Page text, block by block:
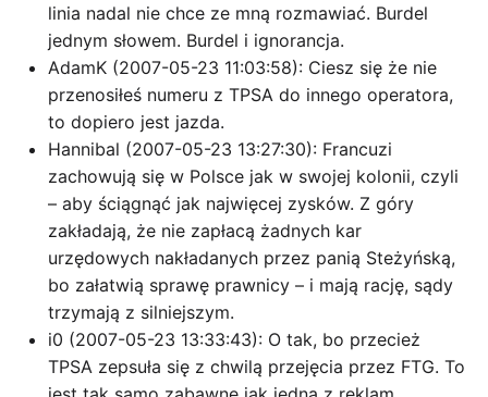
linia nadal nie chce ze mną rozmawiać. Burdel
jednym słowem. Burdel i ignorancja.
AdamK (2007-05-23 11:03:58): Ciesz się że nie
przenosiłeś numeru z TPSA do innego operatora,
to dopiero jest jazda.
Hannibal (2007-05-23 13:27:30): Francuzi
zachowują się w Polsce jak w swojej kolonii, czyli
– aby ściągnąć jak najwięcej zysków. Z góry
zakładają, że nie zapłacą żadnych kar
urzędowych nakładanych przez panią Steżyńską,
bo załatwią sprawę prawnicy – i mają rację, sądy
trzymają z silniejszym.
i0 (2007-05-23 13:33:43): O tak, bo przecież
TPSA zepsuła się z chwilą przejęcia przez FTG. To